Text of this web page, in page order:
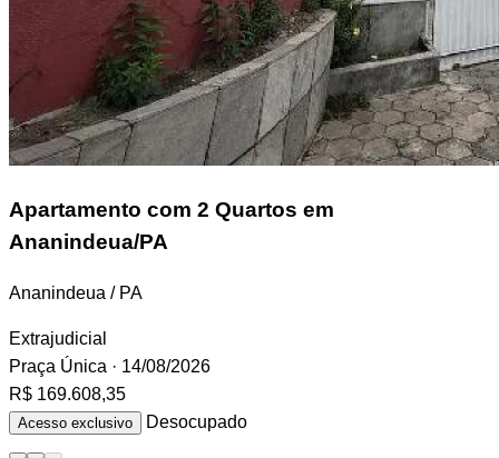
Apartamento com 2 Quartos em
Ananindeua/PA
Ananindeua / PA
Extrajudicial
Praça Única · 14/08/2026
R$ 169.608,35
Acesso exclusivo Desocupado